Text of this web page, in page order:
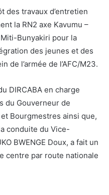
des travaux d’entretien
la RN2 axe Kavumu –
Bunyakiri pour la
des jeunes et des
de l’armée de l’AFC/M23.
DIRCABA en charge
du Gouverneur de
Bourgmestres ainsi que,
conduite du Vice-
BWENGE Doux, a fait un
centre par route nationale